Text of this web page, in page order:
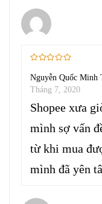
Nguyễn Quốc Minh
Tháng 7, 2020
Shopee xưa
mình sợ vấn
từ khi mua
mình đã yên